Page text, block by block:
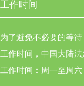
工作时间
为了避免不必要的等
工作时间，中国大陆法
工作时间：周一至周六